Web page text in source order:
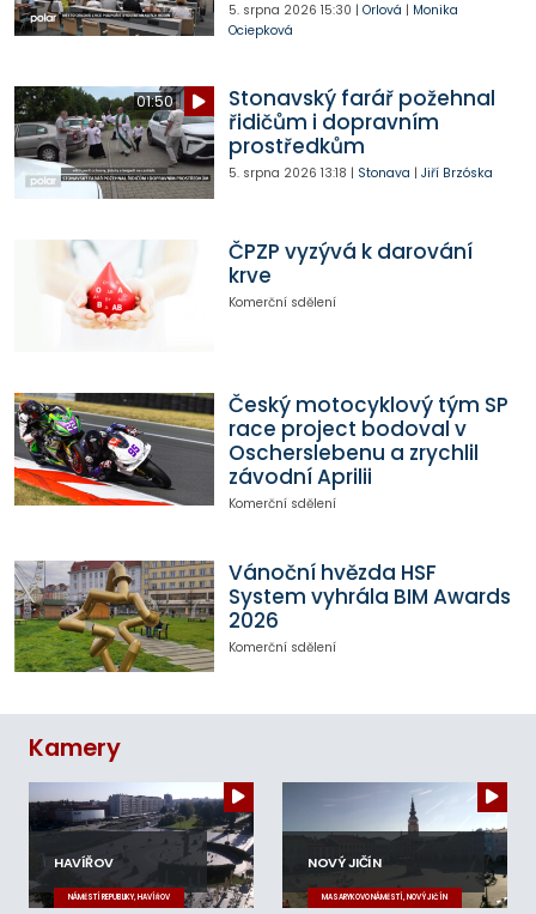
5. srpna 2026 15:30 | Orlová | Monika
Ociepková
01:50
Stonavský farář požehnal
řidičům i dopravním
prostředkům
5. srpna 2026 13:18 | Stonava | Jiří Brzóska
ČPZP vyzývá k darování
krve
Komerční sdělení
Český motocyklový tým SP
race project bodoval v
Oscherslebenu a zrychlil
závodní Aprilii
Komerční sdělení
Vánoční hvězda HSF
System vyhrála BIM Awards
2026
Komerční sdělení
Kamery
HAVÍŘOV
NÁMĚSTÍ REPUBLIKY, HAVÍŘOV
NOVÝ JIČÍN
MASARYKOVO NÁMĚSTÍ, NOVÝ JIČÍN